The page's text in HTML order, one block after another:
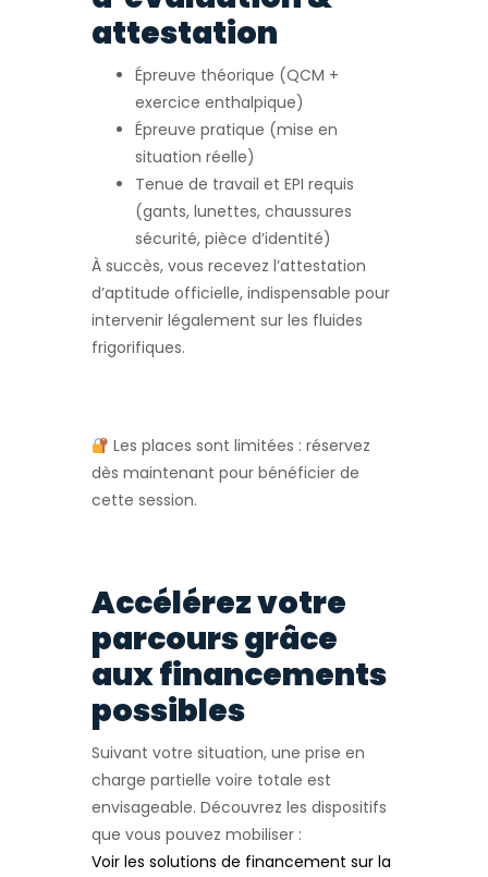
attestation
Épreuve théorique (QCM +
exercice enthalpique)
Épreuve pratique (mise en
situation réelle)
Tenue de travail et EPI requis
(gants, lunettes, chaussures
sécurité, pièce d’identité)
À succès, vous recevez l’attestation
d’aptitude officielle, indispensable pour
intervenir légalement sur les fluides
frigorifiques.
Les places sont limitées : réservez
dès maintenant pour bénéficier de
cette session.
Accélérez votre
parcours grâce
aux financements
possibles
Suivant votre situation, une prise en
charge partielle voire totale est
envisageable. Découvrez les dispositifs
que vous pouvez mobiliser :
Voir les solutions de financement sur la